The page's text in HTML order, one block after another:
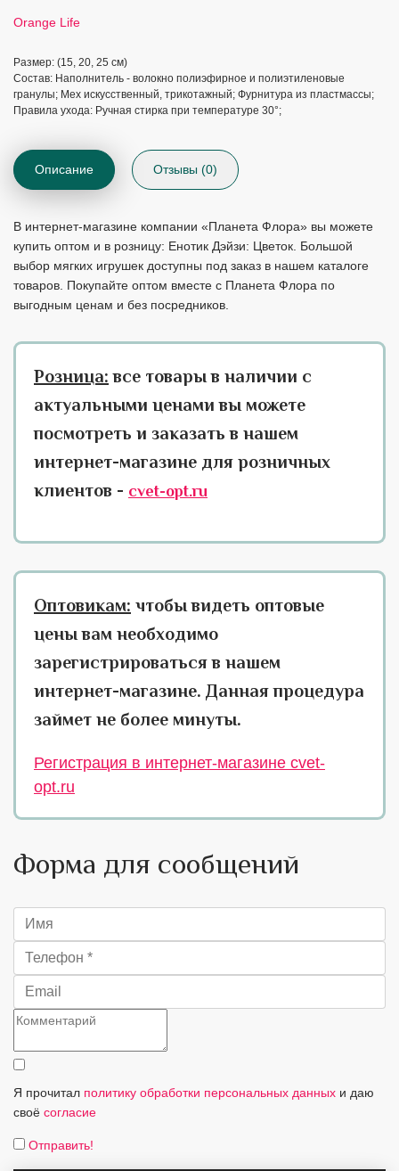
Orange Life
Размер: (15, 20, 25 см)
Состав: Наполнитель - волокно полиэфирное и полиэтиленовые
гранулы; Мех искусственный, трикотажный; Фурнитура из пластмассы;
Правила ухода: Ручная стирка при температуре 30°;
Описание Отзывы (0)
В интернет-магазине компании «Планета Флора» вы можете
купить оптом и в розницу: Енотик Дэйзи: Цветок. Большой
выбор мягких игрушек доступны под заказ в нашем каталоге
товаров. Покупайте оптом вместе с Планета Флора по
выгодным ценам и без посредников.
Розница: все товары в наличии с
актуальными ценами вы можете
посмотреть и заказать в нашем
интернет-магазине для розничных
клиентов - cvet-opt.ru
Оптовикам: чтобы видеть оптовые
цены вам необходимо
зарегистрироваться в нашем
интернет-магазине. Данная процедура
займет не более минуты.
Регистрация в интернет-магазине cvet-
opt.ru
Форма для сообщений
Я прочитал политику обработки персональных данных и даю
своё согласие
Отправить!